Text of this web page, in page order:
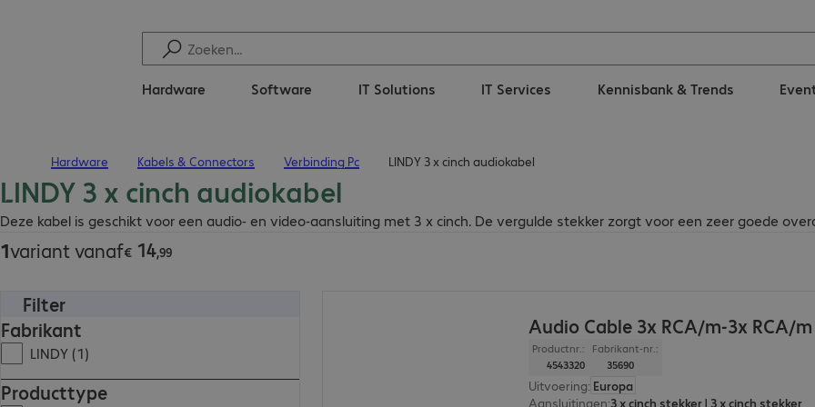
Hardware Software IT Solutions IT Services Kennisbank & Trends
Hardware Kabels & Connectors Verbinding Pc LINDY 3 x cinch audiokabel
LINDY 3 x cinch audiokabel
Deze kabel is geschikt voor een audio- en video-aansluiting met 3 x cinch. De vergulde stekker zorgt voor een zeer goede
1variant vanaf€ 14,99
€ 14,99
Filter
Fabrikant
LINDY (1)
Producttype
Audio Cable 3x RCA/m-3x RCA/
Productnr.:
4543320
Fabrikant-nr.:
35690
Uitvoering: Europa
Aansluitingen:3 x cinch stekker | 3 x cinch stekker